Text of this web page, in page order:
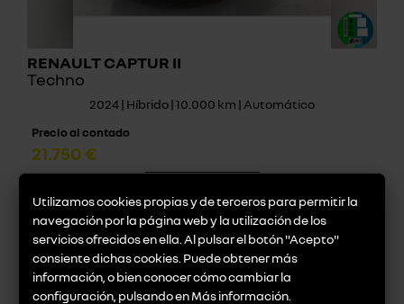
RENAULT CAPTUR II
Techno
2024 | Híbrido | 10.000 km | Automático
Precio al contado
21.750 €
Utilizamos cookies propias y de terceros para permitir la
navegación por la página web y la utilización de los
servicios ofrecidos en ella. Al pulsar el botón "Acepto"
consiente dichas cookies. Puede obtener más
información, o bien conocer cómo cambiar la
configuración, pulsando enMás información